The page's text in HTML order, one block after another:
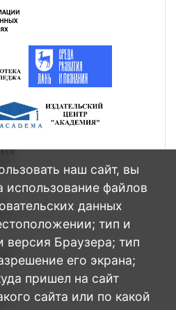
наш сайт, вы
использование файлов
данных
тип и
версия Браузера; тип
его экрана;
пришел на сайт
сайта или по какой